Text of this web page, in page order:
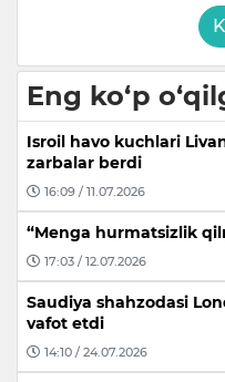
Eng ko‘p
Isroil havo kuchlari
zarbalar berdi
16:09 / 11.07.2026
“Menga hurmatsizlik
17:03 / 12.07.2026
Saudiya shahzodasi
vafot etdi
14:10 / 24.07.2026